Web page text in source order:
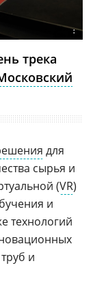
:
трека
для
сырья и
(VR)
и
технологий
и